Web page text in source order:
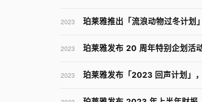
2023 珀莱雅推出「流浪动物过冬计划」
2023 珀莱雅发布 20 周年特别企划活
2023 珀莱雅发布「2023 回声计划」，